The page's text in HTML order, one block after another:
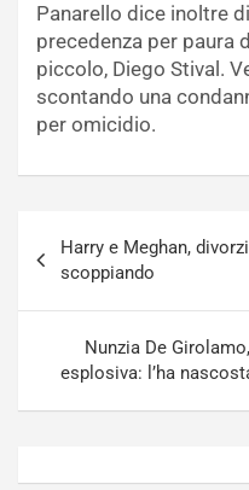
Panarello dice inoltre
precedenza per paura
piccolo, Diego Stival.
scontando una
per omicidio.
articoli
Harry e Meghan,
scoppiando
Nunzia De
esplosiva: l’ha